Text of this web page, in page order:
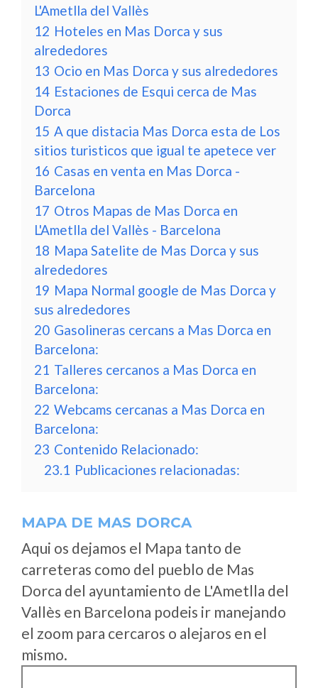
L'Ametlla del Vallès
12 Hoteles en Mas Dorca y sus
alrededores
13 Ocio en Mas Dorca y sus alrededores
14 Estaciones de Esqui cerca de Mas
Dorca
15 A que distacia Mas Dorca esta de Los
sitios turisticos que igual te apetece ver
16 Casas en venta en Mas Dorca -
Barcelona
17 Otros Mapas de Mas Dorca en
L'Ametlla del Vallès - Barcelona
18 Mapa Satelite de Mas Dorca y sus
alrededores
19 Mapa Normal google de Mas Dorca y
sus alrededores
20 Gasolineras cercans a Mas Dorca en
Barcelona:
21 Talleres cercanos a Mas Dorca en
Barcelona:
22 Webcams cercanas a Mas Dorca en
Barcelona:
23 Contenido Relacionado:
23.1 Publicaciones relacionadas:
MAPA DE MAS DORCA
Aqui os dejamos el Mapa tanto de
carreteras como del pueblo de Mas
Dorca del ayuntamiento de L'Ametlla del
Vallès en Barcelona podeis ir manejando
el zoom para cercaros o alejaros en el
mismo.